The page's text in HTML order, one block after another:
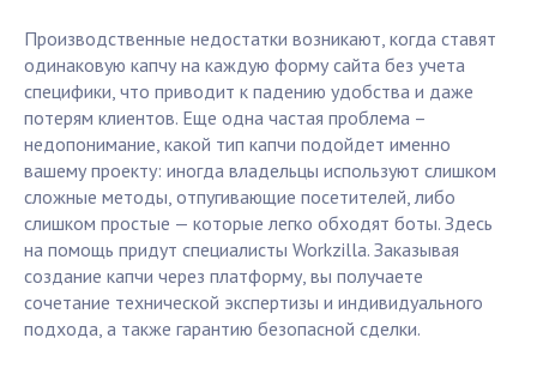
Производственные недостатки возникают, когда ставят
одинаковую капчу на каждую форму сайта без учета
специфики, что приводит к падению удобства и даже
потерям клиентов. Еще одна частая проблема –
недопонимание, какой тип капчи подойдет именно
вашему проекту: иногда владельцы используют слишком
сложные методы, отпугивающие посетителей, либо
слишком простые — которые легко обходят боты. Здесь
на помощь придут специалисты Workzilla. Заказывая
создание капчи через платформу, вы получаете
сочетание технической экспертизы и индивидуального
подхода, а также гарантию безопасной сделки.